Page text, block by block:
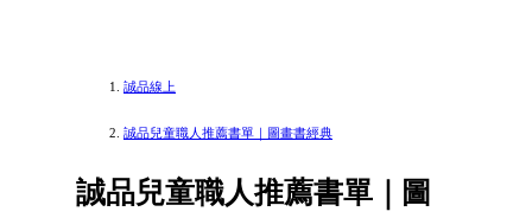
誠品線上
誠品兒童職人推薦書單｜圖畫書經典
誠品兒童職人推薦書單｜圖